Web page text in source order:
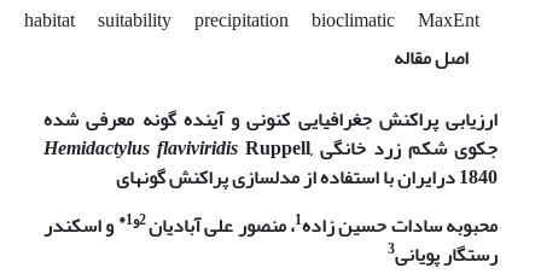
habitat suitability precipitation bioclimatic
MaxEnt
اصل مقاله
ارزیابی پراکنش جغرافیایی کنونی و آینده گونه معرفی شده
جکوی شکم زرد خانگی
Hemidactylus flaviviridis Ruppell,
1840درایران با استفاده از مدل­سازی پراکنش گونه­ای
محبوبه سادات حسین زاده1، منصور علی آبادیان2و1*
و اسکندر
رستگار پویانی3